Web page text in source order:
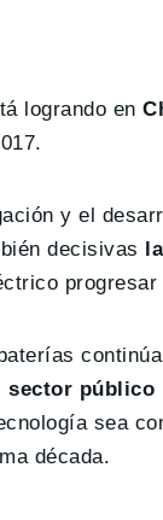
logrando en
y el
decisivas
sector público
sea
década.